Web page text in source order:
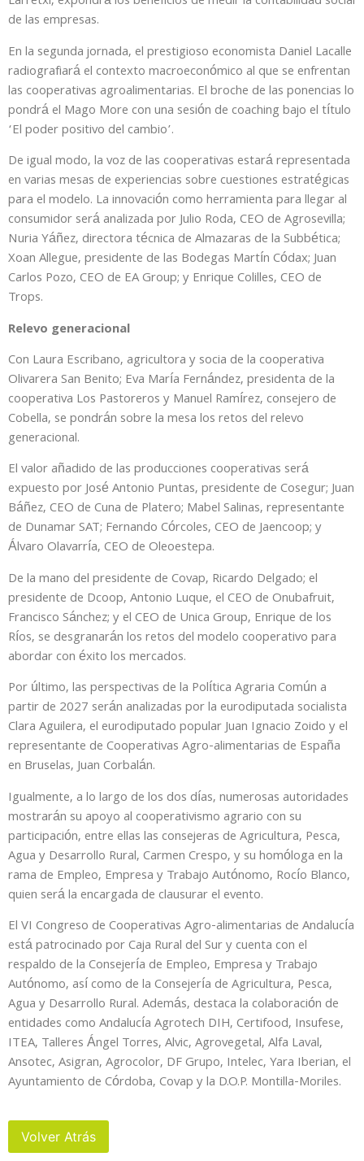
de las empresas.
En la segunda jornada, el prestigioso economista Daniel Lacalle
radiografiará el contexto macroeconómico al que se enfrentan
las cooperativas agroalimentarias. El broche de las ponencias lo
pondrá el Mago More con una sesión de coaching bajo el título
‘El poder positivo del cambio’.
De igual modo, la voz de las cooperativas estará representada
en varias mesas de experiencias sobre cuestiones estratégicas
para el modelo. La innovación como herramienta para llegar al
consumidor será analizada por Julio Roda, CEO de Agrosevilla;
Nuria Yáñez, directora técnica de Almazaras de la Subbética;
Xoan Allegue, presidente de las Bodegas Martín Códax; Juan
Carlos Pozo, CEO de EA Group; y Enrique Colilles, CEO de
Trops.
Relevo generacional
Con Laura Escribano, agricultora y socia de la cooperativa
Olivarera San Benito; Eva María Fernández, presidenta de la
cooperativa Los Pastoreros y Manuel Ramírez, consejero de
Cobella, se pondrán sobre la mesa los retos del relevo
generacional.
El valor añadido de las producciones cooperativas será
expuesto por José Antonio Puntas, presidente de Cosegur; Juan
Báñez, CEO de Cuna de Platero; Mabel Salinas, representante
de Dunamar SAT; Fernando Córcoles, CEO de Jaencoop; y
Álvaro Olavarría, CEO de Oleoestepa.
De la mano del presidente de Covap, Ricardo Delgado; el
presidente de Dcoop, Antonio Luque, el CEO de Onubafruit,
Francisco Sánchez; y el CEO de Unica Group, Enrique de los
Ríos, se desgranarán los retos del modelo cooperativo para
abordar con éxito los mercados.
Por último, las perspectivas de la Política Agraria Común a
partir de 2027 serán analizadas por la eurodiputada socialista
Clara Aguilera, el eurodiputado popular Juan Ignacio Zoido y el
representante de Cooperativas Agro-alimentarias de España
en Bruselas, Juan Corbalán.
Igualmente, a lo largo de los dos días, numerosas autoridades
mostrarán su apoyo al cooperativismo agrario con su
participación, entre ellas las consejeras de Agricultura, Pesca,
Agua y Desarrollo Rural, Carmen Crespo, y su homóloga en la
rama de Empleo, Empresa y Trabajo Autónomo, Rocío Blanco,
quien será la encargada de clausurar el evento.
El VI Congreso de Cooperativas Agro-alimentarias de Andalucía
está patrocinado por Caja Rural del Sur y cuenta con el
respaldo de la Consejería de Empleo, Empresa y Trabajo
Autónomo, así como de la Consejería de Agricultura, Pesca,
Agua y Desarrollo Rural. Además, destaca la colaboración de
entidades como Andalucía Agrotech DIH, Certifood, Insufese,
ITEA, Talleres Ángel Torres, Alvic, Agrovegetal, Alfa Laval,
Ansotec, Asigran, Agrocolor, DF Grupo, Intelec, Yara Iberian, el
Ayuntamiento de Córdoba, Covap y la D.O.P. Montilla-Moriles.